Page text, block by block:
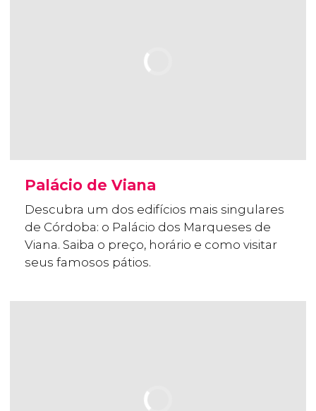
Palácio de Viana
Descubra um dos edifícios mais singulares
de Córdoba: o Palácio dos Marqueses de
Viana. Saiba o preço, horário e como visitar
seus famosos pátios.